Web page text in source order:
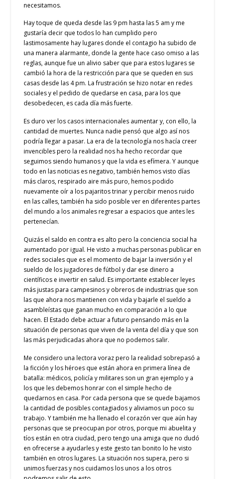
necesitamos.
Hay toque de queda desde las 9 pm hasta las 5 am y me
gustaría decir que todos lo han cumplido pero
lastimosamente hay lugares donde el contagio ha subido de
una manera alarmante, donde la gente hace caso omiso a las
reglas, aunque fue un alivio saber que para estos lugares se
cambió la hora de la restricción para que se queden en sus
casas desde las 4 pm. La frustración se hizo notar en redes
sociales y el pedido de quedarse en casa, para los que
desobedecen, es cada día más fuerte.
Es duro ver los casos internacionales aumentar y, con ello, la
cantidad de muertes. Nunca nadie pensó que algo así nos
podría llegar a pasar. La era de la tecnología nos hacía creer
invencibles pero la realidad nos ha hecho recordar que
seguimos siendo humanos y que la vida es efímera. Y aunque
todo en las noticias es negativo, también hemos visto días
más claros, respirado aire más puro, hemos podido
nuevamente oír a los pajaritos trinar y percibir menos ruido
en las calles, también ha sido posible ver en diferentes partes
del mundo a los animales regresar a espacios que antes les
pertenecían.
Quizás el saldo en contra es alto pero la conciencia social ha
aumentado por igual. He visto a muchas personas publicar en
redes sociales que es el momento de bajar la inversión y el
sueldo de los jugadores de fútbol y dar ese dinero a
científicos e invertir en salud. Es importante establecer leyes
más justas para campesinos y obreros de industrias que son
las que ahora nos mantienen con vida y bajarle el sueldo a
asambleístas que ganan mucho en comparación a lo que
hacen. El Estado debe actuar a futuro pensando más en la
situación de personas que viven de la venta del día y que son
las más perjudicadas ahora que no podemos salir.
Me considero una lectora voraz pero la realidad sobrepasó a
la ficción y los héroes que están ahora en primera línea de
batalla: médicos, policía y militares son un gran ejemplo y a
los que les debemos honrar con el simple hecho de
quedarnos en casa. Por cada persona que se quede bajamos
la cantidad de posibles contagiados y aliviamos un poco su
trabajo. Y también me ha llenado el corazón ver que aún hay
personas que se preocupan por otros, porque mi abuelita y
tíos están en otra ciudad, pero tengo una amiga que no dudó
en ofrecerse a ayudarles y este gesto tan bonito lo he visto
también en otros lugares. La situación nos supera, pero si
unimos fuerzas y nos cuidamos los unos a los otros